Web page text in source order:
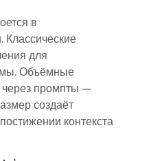
в
Классические
для
Объёмные
промпты —
создаёт
контекста